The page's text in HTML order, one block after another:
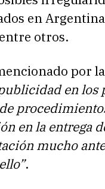
en
otros.
por
en los
en la entrega
mucho
.